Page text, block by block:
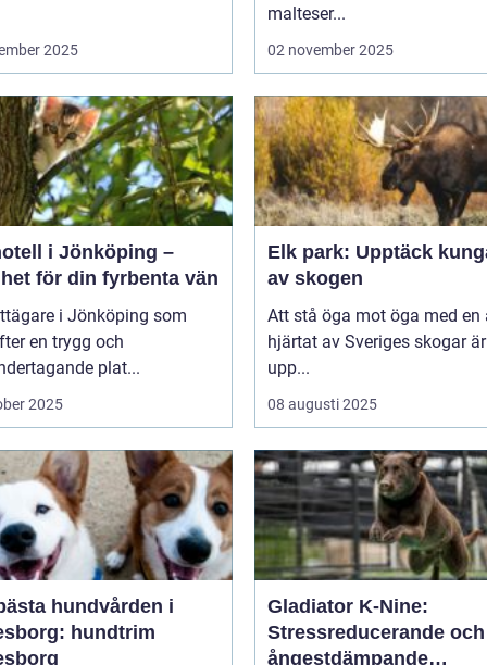
2025
malteser...
02 november 2025
i Jönköping –
för din fyrbenta vän
i Jönköping som
en trygg och
plat...
2025
Elk park: Upptäck
av skogen
Att stå öga mot öga med en
hjärtat av Sveriges skogar
upp...
08 augusti 2025
hundvården i
hundtrim
Gladiator K-Nine:
Stressreducerande och
ångestdämpande